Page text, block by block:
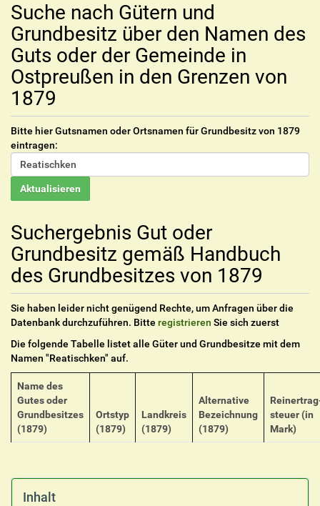
Suche nach Gütern und
Grundbesitz über den Namen des
Guts oder der Gemeinde in
Ostpreußen in den Grenzen von
1879
Bitte hier Gutsnamen oder Ortsnamen für Grundbesitz von 1879
eintragen:
Suchergebnis Gut oder
Grundbesitz gemäß Handbuch
des Grundbesitzes von 1879
Sie haben leider nicht genügend Rechte, um Anfragen über die
Datenbank durchzuführen. Bitte registrieren Sie sich zuerst
Die folgende Tabelle listet alle Güter und Grundbesitze mit dem
Namen "Reatischken" auf.
Name des
Gutes oder
Grundbesitzes
(1879)
Ortstyp
(1879)
Landkreis
(1879)
Alternative
Bezeichnung
(1879)
steuer (in
Mark)
Inhalt